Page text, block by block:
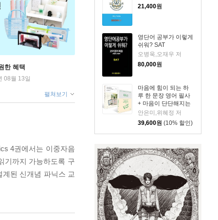
21,400원
영단어 공부가 이렇게
쉬워? SAT
오병욱,오재우 저
80,000원
마음에 힘이 되는 하
루 한 문장 영어 필사
+ 마음이 단단해지는
하루 한 문장 일본어
필사 세트
안은미,위혜정 저
39,600원 (10% 할인)
한 혜택
08월 13일
펼쳐보기
4권에서는 이중자음
기까지 가능하도록 구
된 신개념 파닉스 교